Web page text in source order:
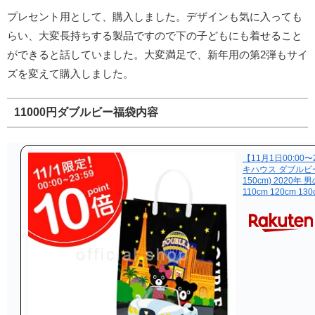
プレセント用として、購入しました。デザインも気に入っても
らい、大変長持ちする製品ですので下の子どもにも着せること
ができると話していました。大変満足で、新年用の第2弾もサイ
ズを変えて購入しました。
11000円ダブルビー福袋内容
【11月1日00:00
キハウス ダブル
150cm) 2020年
110cm 120cm